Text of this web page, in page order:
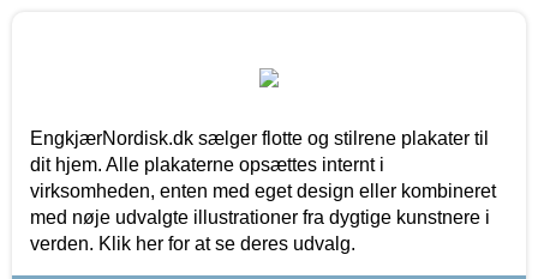
EngkjærNordisk.dk sælger flotte og stilrene plakater til
dit hjem. Alle plakaterne opsættes internt i
virksomheden, enten med eget design eller kombineret
med nøje udvalgte illustrationer fra dygtige kunstnere i
verden. Klik her for at se deres udvalg.